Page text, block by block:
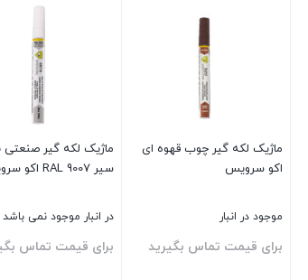
ای
ماژبک لکه گیر صنعتی سفید
شیری RAL 9010 اکو سرویس
در انبار موجود نمی باشد
برای قیمت تماس بگیرید
ماژیک لکه گیر
شکلاتی اکو
موجود در انبار
برای قیمت